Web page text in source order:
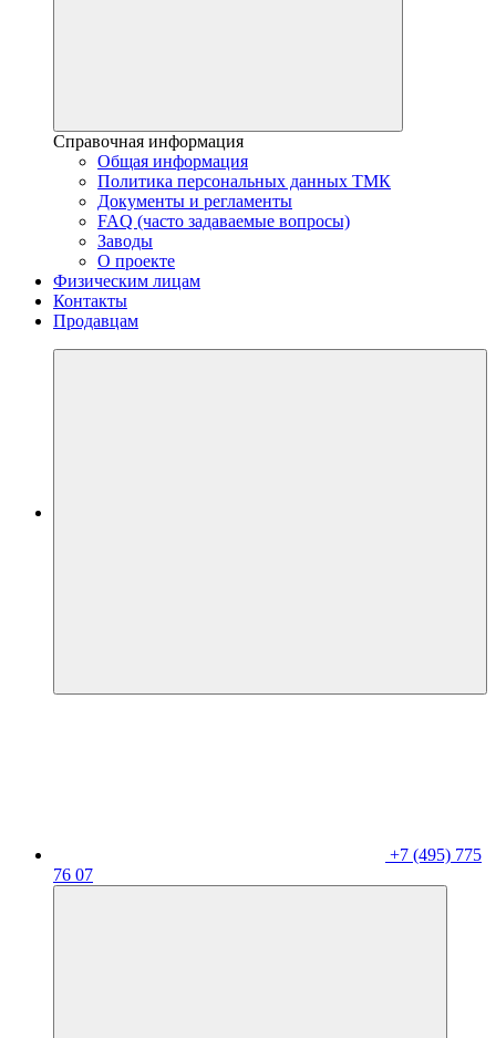
Справочная информация
Общая информация
Политика персональных данных ТМК
Документы и регламенты
FAQ (часто задаваемые вопросы)
Заводы
О проекте
Физическим лицам
Контакты
Продавцам
+7 (495) 775
76 07